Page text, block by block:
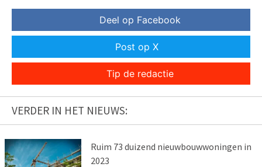
Deel op Facebook
Post op X
Tip de redactie
VERDER IN HET NIEUWS:
Ruim 73 duizend nieuwbouwwoningen in
2023